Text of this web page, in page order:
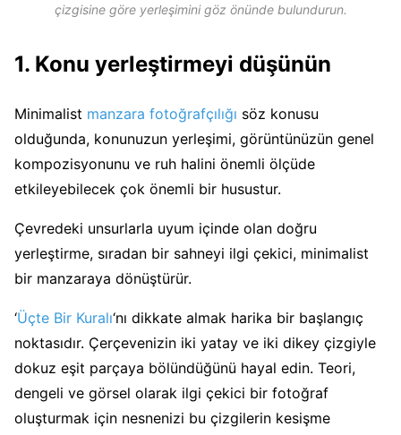
çizgisine göre yerleşimini göz önünde bulundurun.
1. Konu yerleştirmeyi düşünün
Minimalist manzara fotoğrafçılığı söz konusu
olduğunda, konunuzun yerleşimi, görüntünüzün genel
kompozisyonunu ve ruh halini önemli ölçüde
etkileyebilecek çok önemli bir husustur.
Çevredeki unsurlarla uyum içinde olan doğru
yerleştirme, sıradan bir sahneyi ilgi çekici, minimalist
bir manzaraya dönüştürür.
‘Üçte Bir Kuralı‘nı dikkate almak harika bir başlangıç ​​
noktasıdır. Çerçevenizin iki yatay ve iki dikey çizgiyle
dokuz eşit parçaya bölündüğünü hayal edin. Teori,
dengeli ve görsel olarak ilgi çekici bir fotoğraf
oluşturmak için nesnenizi bu çizgilerin kesişme